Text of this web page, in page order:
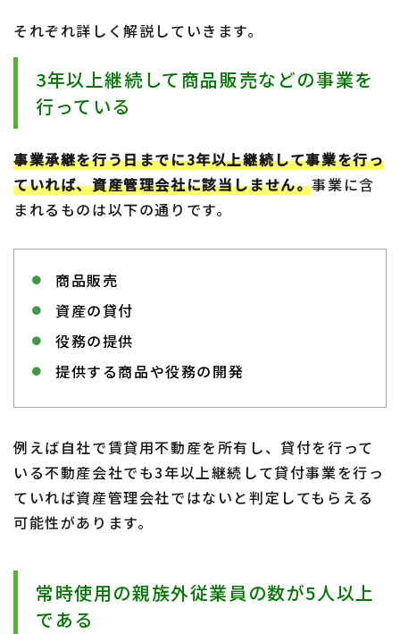
それぞれ詳しく解説していきます。
3年以上継続して商品販売などの事業を
行っている
事業承継を行う日までに3年以上継続して事業を行っ
ていれば、資産管理会社に該当しません。事業に含
まれるものは以下の通りです。
商品販売
資産の貸付
役務の提供
提供する商品や役務の開発
例えば自社で賃貸用不動産を所有し、貸付を行って
いる不動産会社でも3年以上継続して貸付事業を行っ
ていれば資産管理会社ではないと判定してもらえる
可能性があります。
常時使用の親族外従業員の数が5人以上
である